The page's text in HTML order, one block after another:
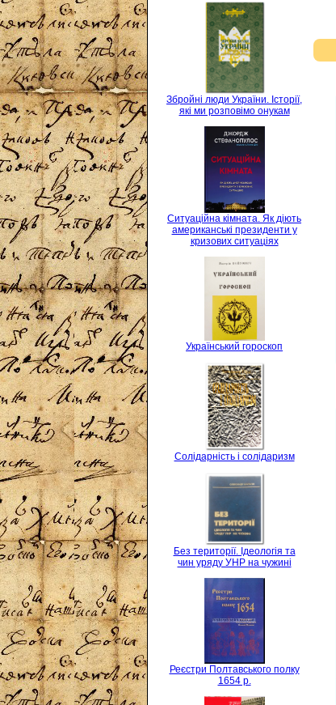
Збройні люди України. Історії,
які ми розповімо онукам
Ситуаційна кімната. Як діють
американські президенти у
кризових ситуаціях
Український гороскоп
Солідарність і солідаризм
Без території. Ідеологія та
чин уряду УНР на чужині
Реєстри Полтавського полку
1654 р.